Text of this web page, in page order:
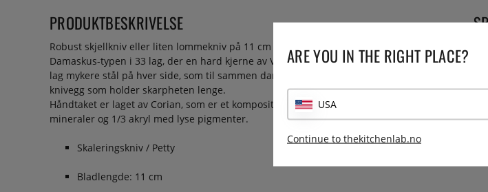
PRODUKTBESKRIVELSE
Robust skjellkniv eller liten lommekniv på 11 cm fra Zanmai/Mcusta. Knivbladet er av
Damaskus-typen i 33 lag, der en hard kjerne av VG-10 rustfritt stål er dekket med 16
lag mykere stål på hver side, som til sammen danner et meget sterkt blad med en
knivegg som holder skarpheten lenge.
Håndtaket er laget av Corian, som er et komposittmateriale som består av 2/3 naturlige
mineraler og 1/3 akryl med lyse pigmenter.
Skaleringskniv / Petty
Bladlengde: 11 cm
ARE YOU IN THE RIGHT PLACE?
USA
Continue to thekitchenlab.no